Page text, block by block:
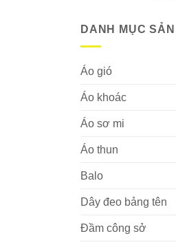
DANH MỤC
Áo gió
Áo khoác
Áo sơ mi
Áo thun
Balo
Dây đeo bảng tên
Đầm công sở